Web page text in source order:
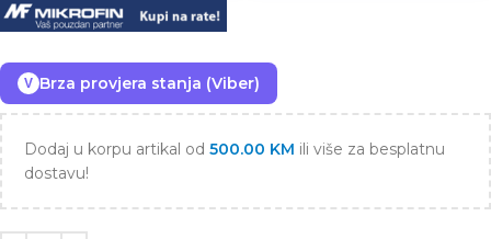
V Brza provjera stanja (Viber)
Dodaj u korpu artikal od 500.00 KM ili više za besplatnu
dostavu!